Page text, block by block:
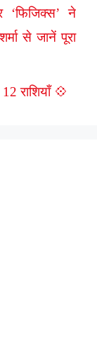
‘फिजिक्स’ ने
से जानें पूरा
राशियाँ 💠